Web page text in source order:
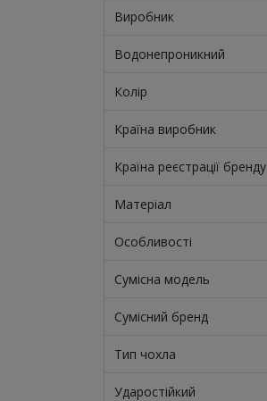
Виробник
Водонепроникний
Колір
Країна виробник
Країна реєстрації бренду
Матеріал
Особливості
Сумісна модель
Сумісний бренд
Тип чохла
Ударостійкий